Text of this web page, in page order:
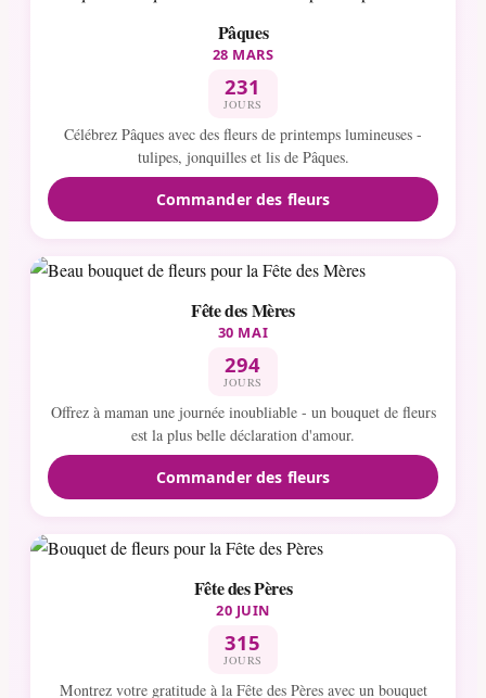
Pâques
28 MARS
231
JOURS
Célébrez Pâques avec des fleurs de printemps lumineuses -
tulipes, jonquilles et lis de Pâques.
Commander des fleurs
Fête des Mères
30 MAI
294
JOURS
Offrez à maman une journée inoubliable - un bouquet de fleurs
est la plus belle déclaration d'amour.
Commander des fleurs
Fête des Pères
20 JUIN
315
JOURS
Montrez votre gratitude à la Fête des Pères avec un bouquet